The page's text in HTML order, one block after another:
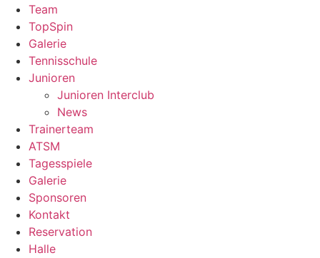
Team
TopSpin
Galerie
Tennisschule
Junioren
Junioren Interclub
News
Trainerteam
ATSM
Tagesspiele
Galerie
Sponsoren
Kontakt
Reservation
Halle